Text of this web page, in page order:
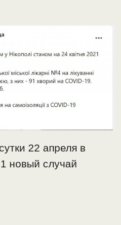
22 апреля в
новый случай